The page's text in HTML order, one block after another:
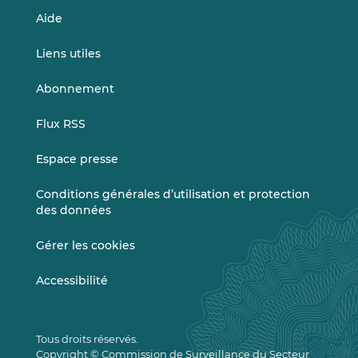
Aide
Liens utiles
Abonnement
Flux RSS
Espace presse
Conditions générales d’utilisation et protection
des données
Gérer les cookies
Accessibilité
Tous droits réservés.
Copyright © Commission de Surveillance du Secteur